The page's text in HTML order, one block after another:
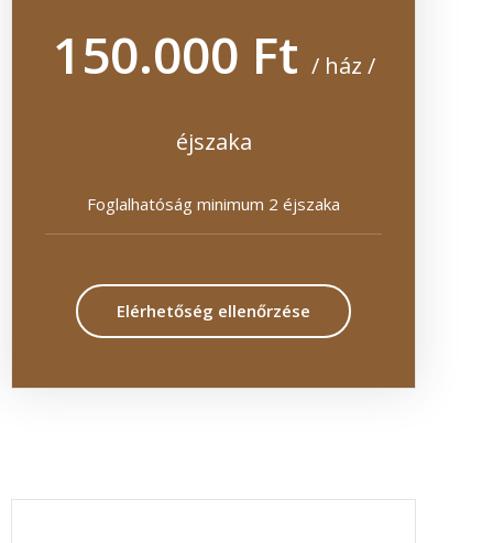
150.000 Ft / ház /
éjszaka
Foglalhatóság minimum 2 éjszaka
Elérhetőség ellenőrzése